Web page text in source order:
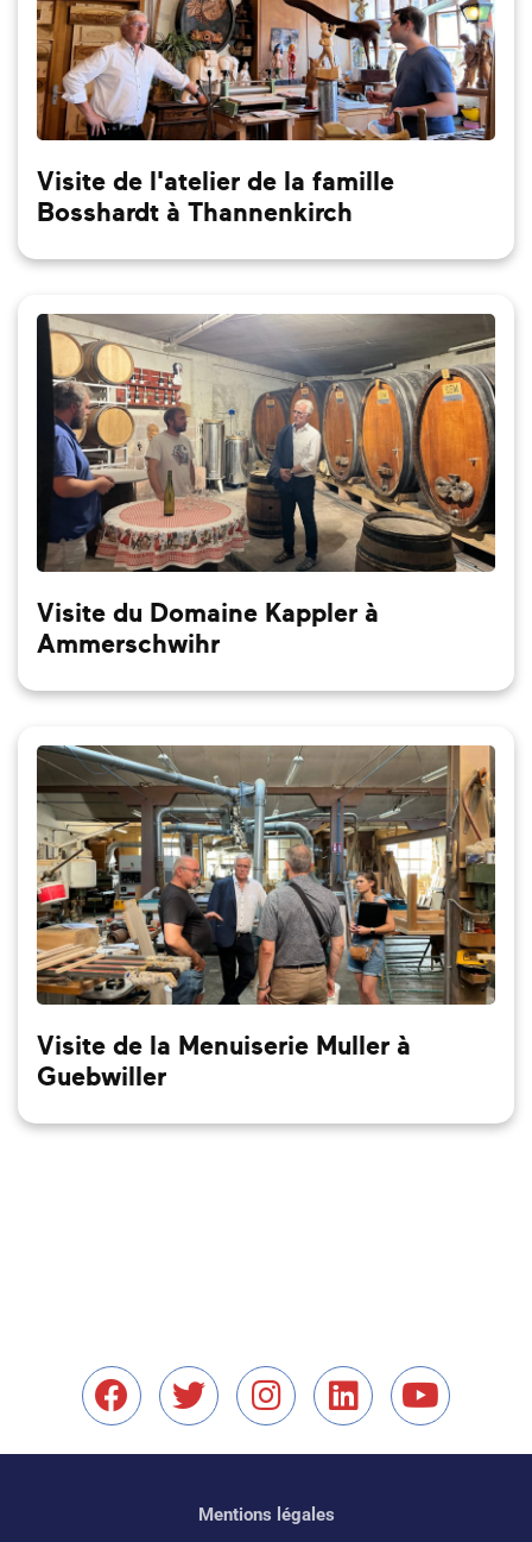
Visite de l'atelier de la famille
Bosshardt à Thannenkirch
Visite du Domaine Kappler à
Ammerschwihr
Visite de la Menuiserie Muller à
Guebwiller
Nous retrouver sur
Nous retrouver sur X
Nous retrouver
NousNous
Mentions légales